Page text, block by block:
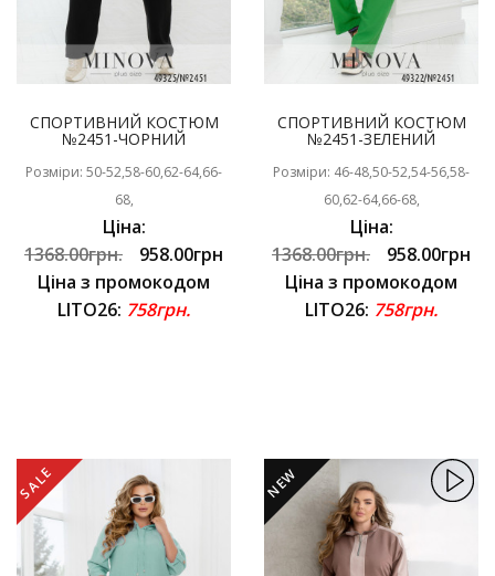
СПОРТИВНИЙ КОСТЮМ
№2451-ЧОРНИЙ
Розміри: 50-52,58-60,62-64,66-
68,
Ціна:
1368.00грн.
958.00грн
Ціна з промокодом
LITO26: 758грн.
СПОРТИВНИЙ КОСТЮМ
№2451-ЗЕЛЕНИЙ
Розміри: 46-48,50-52,54-56,58-
60,62-64,66-68,
Ціна:
1368.00грн.
958.00грн
Ціна з промокодом
LITO26: 758грн.
SALE NEW